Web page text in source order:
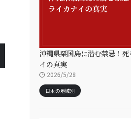
沖縄県粟国島に潜む禁忌！
イの真実
2026/5/28
日本の地域別